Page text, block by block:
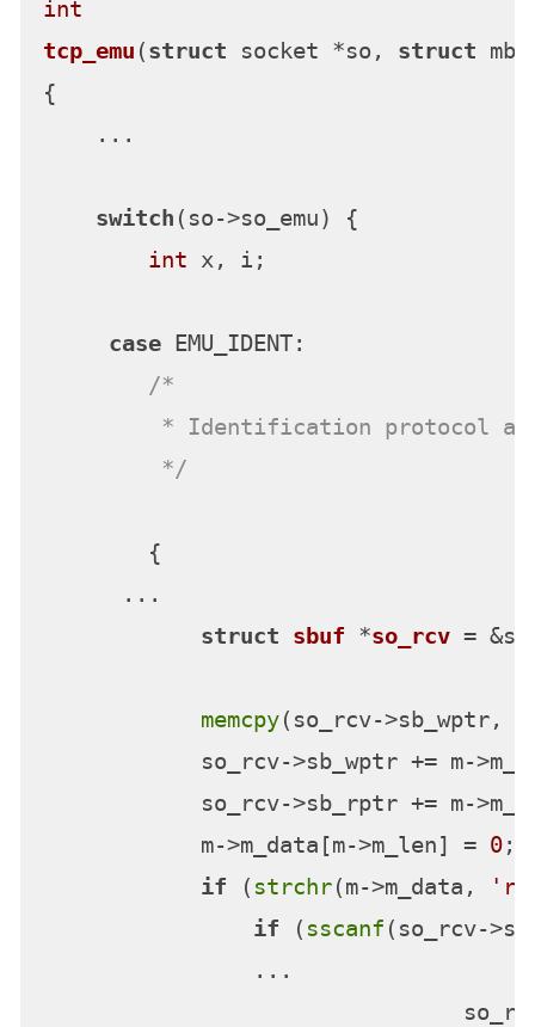
int
tcp_emu (struct socket *so, struct
{
    ...
switch (so->so_emu) {
int x, i;
case EMU_IDENT:
/*
* Identification protocol
         */
        {
      ...
struct sbuf *so_rcv =
memcpy(so_rcv->sb_wptr,
so_rcv->sb_wptr += m-
so_rcv->sb_rptr += m-
            m->m_data[m->m_len] =
0;
if ( strchr(m->m_data, 'r'
if ( sscanf (so_rcv-
                ...